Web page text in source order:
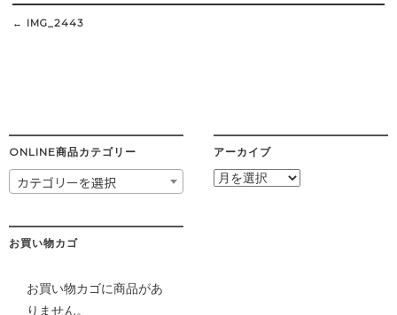
Post
navigation
← IMG_2443
ONLINE商品カテゴリー
カテゴリーを選択
アーカイブ
ア
お買い物カゴ
お買い物カゴに商品があ
りません。